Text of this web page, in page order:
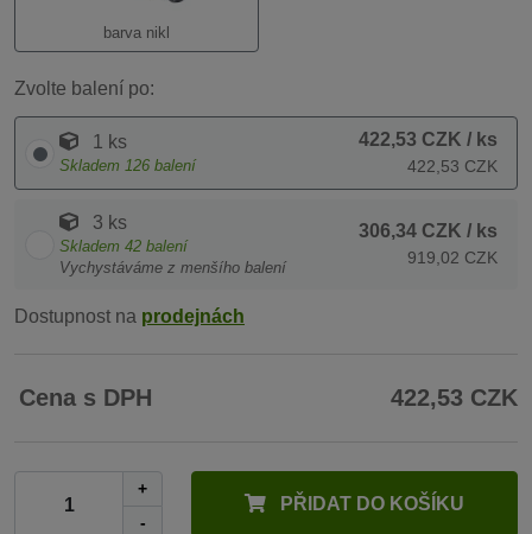
barva nikl
Zvolte balení po:
1 ks
Skladem 126 balení
422,53 CZK / ks
422,53 CZK
3 ks
Skladem 42 balení
Vychystáváme z menšího balení
306,34 CZK / ks
919,02 CZK
Dostupnost na prodejnách
Cena s DPH 422,53 CZK
+
-
PŘIDAT DO KOŠÍKU